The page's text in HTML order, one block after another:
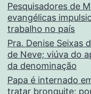
Pesquisadores de
evangélicas
trabalho no país
Pra. Denise Seixas
de Neve; viúva do
da denominação
Papa é internado
tratar bronquite;